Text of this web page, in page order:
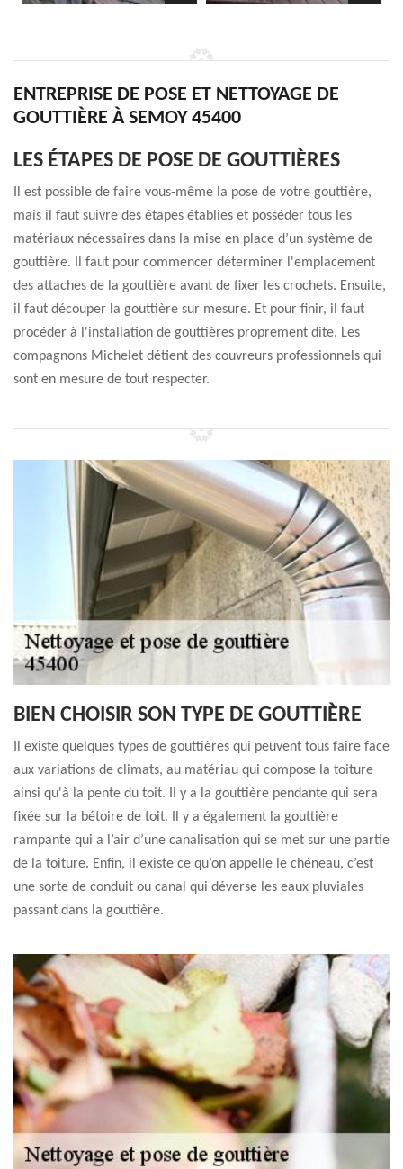
ENTREPRISE DE POSE ET NETTOYAGE DE
GOUTTIÈRE À SEMOY 45400
LES ÉTAPES DE POSE DE GOUTTIÈRES
Il est possible de faire vous-même la pose de votre gouttière,
mais il faut suivre des étapes établies et posséder tous les
matériaux nécessaires dans la mise en place d’un système de
gouttière. Il faut pour commencer déterminer l'emplacement
des attaches de la gouttière avant de fixer les crochets. Ensuite,
il faut découper la gouttière sur mesure. Et pour finir, il faut
procéder à l'installation de gouttières proprement dite. Les
compagnons Michelet détient des couvreurs professionnels qui
sont en mesure de tout respecter.
BIEN CHOISIR SON TYPE DE GOUTTIÈRE
Il existe quelques types de gouttières qui peuvent tous faire face
aux variations de climats, au matériau qui compose la toiture
ainsi qu'à la pente du toit. Il y a la gouttière pendante qui sera
fixée sur la bétoire de toit. Il y a également la gouttière
rampante qui a l’air d’une canalisation qui se met sur une partie
de la toiture. Enfin, il existe ce qu’on appelle le chéneau, c’est
une sorte de conduit ou canal qui déverse les eaux pluviales
passant dans la gouttière.